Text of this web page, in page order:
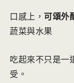
口感上， 可頌外
蔬菜與水果
吃起來不只是一
受。